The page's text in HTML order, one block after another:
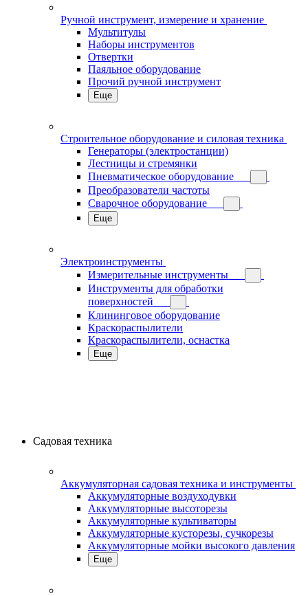
Ручной инструмент, измерение и хранение
Мультитулы
Наборы инструментов
Отвертки
Паяльное оборудование
Прочий ручной инструмент
Еще
Строительное оборудование и силовая техника
Генераторы (электростанции)
Лестницы и стремянки
Пневматическое оборудование
Преобразователи частоты
Сварочное оборудование
Еще
Электроинструменты
Измерительные инструменты
Инструменты для обработки
поверхностей
Клининговое оборудование
Краскораспылители
Краскораспылители, оснастка
Еще
Садовая техника
Аккумуляторная садовая техника и инструменты
Аккумуляторные воздуходувки
Аккумуляторные высоторезы
Аккумуляторные культиваторы
Аккумуляторные кусторезы, сучкорезы
Аккумуляторные мойки высокого давления
Еще